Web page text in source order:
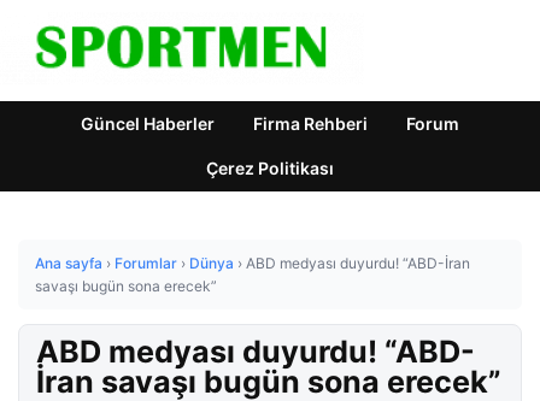
Güncel Haberler Firma Rehberi Forum
Çerez Politikası
Ana sayfa › Forumlar › Dünya › ABD medyası duyurdu! “ABD-İran
savaşı bugün sona erecek”
ABD medyası duyurdu! “ABD-
İran savaşı bugün sona erecek”